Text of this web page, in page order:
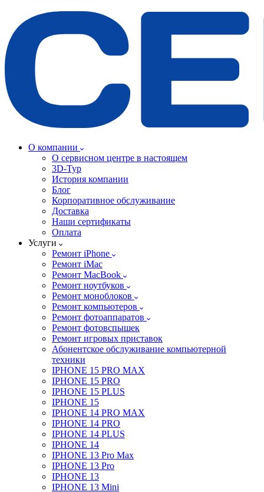
О компании
О сервисном центре в настоящем
3D-Тур
История компании
Блог
Корпоративное обслуживание
Доставка
Наши сертификаты
Оплата
Услуги
Ремонт iPhone
Ремонт iMac
Ремонт MacBook
Ремонт ноутбуков
Ремонт моноблоков
Ремонт компьютеров
Ремонт фотоаппаратов
Ремонт фотовспышек
Ремонт игровых приставок
Абонентское обслуживание компьютерной
техники
IPHONE 15 PRO MAX
IPHONE 15 PRO
IPHONE 15 PLUS
IPHONE 15
IPHONE 14 PRO MAX
IPHONE 14 PRO
IPHONE 14 PLUS
IPHONE 14
IPHONE 13 Pro Max
IPHONE 13 Pro
IPHONE 13
IPHONE 13 Mini